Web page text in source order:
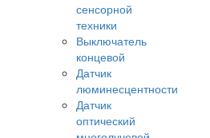
сенсорной
техники
Выключатель
концевой
Датчик
люминесцентности
Датчик
оптический